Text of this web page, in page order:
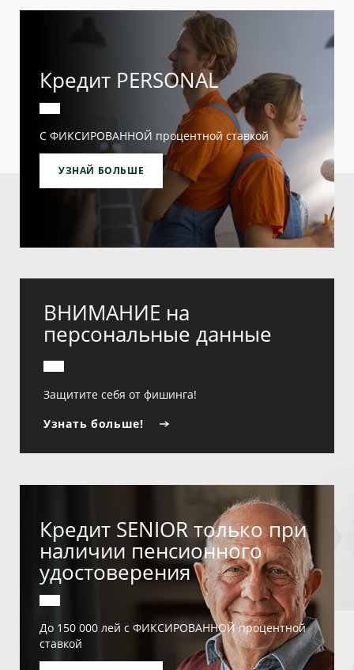
Кредит PERSONAL
С ФИКСИРОВАННОЙ процентной ставкой
УЗНАЙ БОЛЬШЕ
ВНИМАНИЕ на
персональные данные
Защитите себя от фишинга!
Узнать больше!
Кредит SENIOR только при
наличии пенсионного
удостоверения
До 150 000 лей с ФИКСИРОВАННОЙ процентной
ставкой